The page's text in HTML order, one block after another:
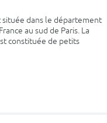
dans le département
au sud de Paris. La
constituée de petits